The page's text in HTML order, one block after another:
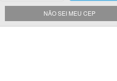
NÃO SEI MEU CEP